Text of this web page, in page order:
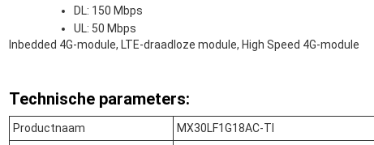
DL: 150 Mbps
UL: 50 Mbps
Inbedded 4G-module, LTE-draadloze module, High Speed 4G-module
Technische parameters:
Productnaam
MX30LF1G18AC-TI